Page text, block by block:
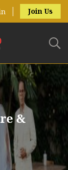
Join Us
&